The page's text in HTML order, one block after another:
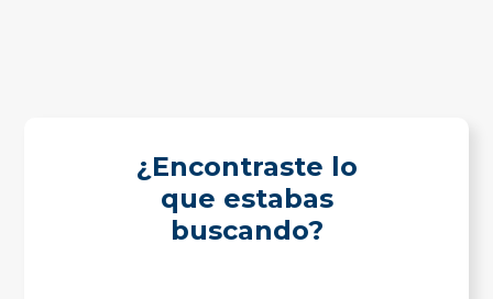
¿Encontraste lo
que estabas
buscando?